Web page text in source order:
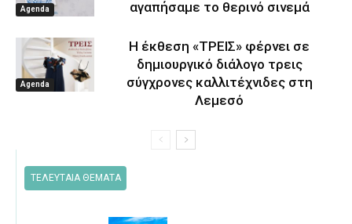
Agenda
αγαπήσαμε το θερινό σινεμά
Agenda
Η έκθεση «ΤΡΕΙΣ» φέρνει σε
δημιουργικό διάλογο τρεις
σύγχρονες καλλιτέχνιδες στη
Λεμεσό
ΤΕΛΕΥΤΑΙΑ ΘΕΜΑΤΑ